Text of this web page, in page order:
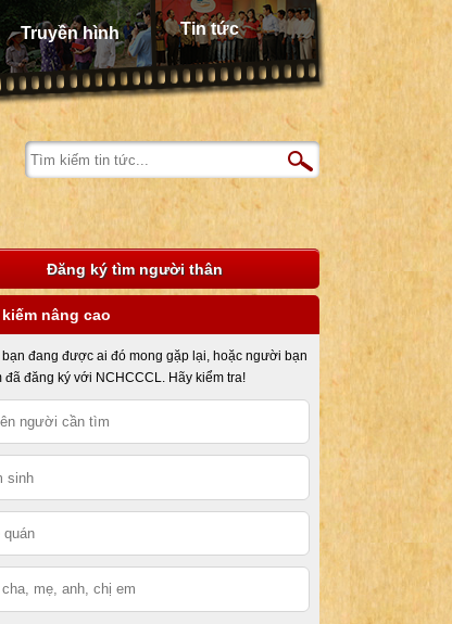
Truyền hình Tin tức
Đăng ký tìm người thân
nâng cao
bạn đang được ai đó mong gặp lại, hoặc người bạn
đã đăng ký với NCHCCCL. Hãy kiểm tra!